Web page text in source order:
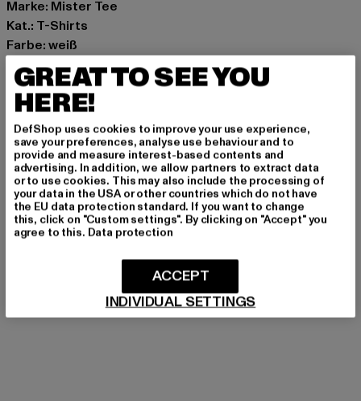
Marke: Mister Tee
Kat.: T-Shirts
Farbe: weiß
Hersteller Farbe: white
Materialzusammensetzung: 100% Baumwolle
Art.Nr: MT3988-00220
Hersteller: TB International GmbH |info@tbint.de
Dr.-Robert-Murjahn-Straße 7 | 64372 Ober-Ramstadt |
DE
GRÖSSE & PASSFORM
LIEFERUNG & RÜCKGABE
GREAT TO SEE YOU
HERE!
DefShop uses cookies to improve your use experience,
save your preferences, analyse use behaviour and to
provide and measure interest-based contents and
advertising. In addition, we allow partners to extract data
or to use cookies. This may also include the processing of
your data in the USA or other countries which do not have
the EU data protection standard. If you want to change
this, click on "Custom settings". By clicking on "Accept" you
agree to this. Data protection
INDIVIDUAL SETTINGS
ACCEPT